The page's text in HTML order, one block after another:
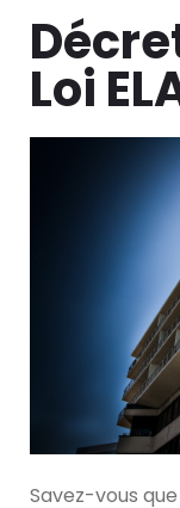
Loi
Savez-vous